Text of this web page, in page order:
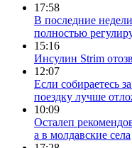
17:58
В последние
полностью
15:16
Инсулин Strim
12:07
Если собираетесь
поездку лучше
10:09
Осталеп
а в молдавские села